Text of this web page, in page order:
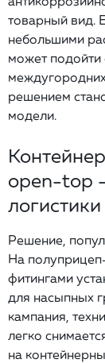
товарный вид.
небольшими
может подойти
решением
модели.
open-top
логистики
Решение,
На
фитингами
для насыпных
кампания,
легко
на